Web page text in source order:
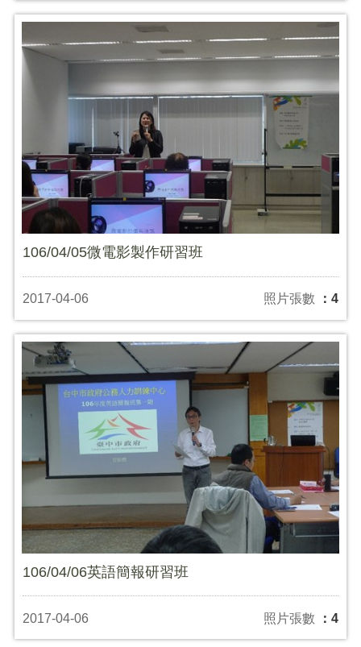
106/04/05微電影製作研習班
2017-04-06 照片張數 ：4
106/04/06英語簡報研習班
2017-04-06 照片張數 ：4